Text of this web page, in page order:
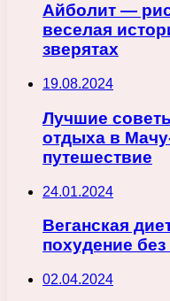
Айболит —
веселая
зверятах
19.08.2024
Лучшие
отдыха в
путешествие
24.01.2024
Веганская
похудение
02.04.2024